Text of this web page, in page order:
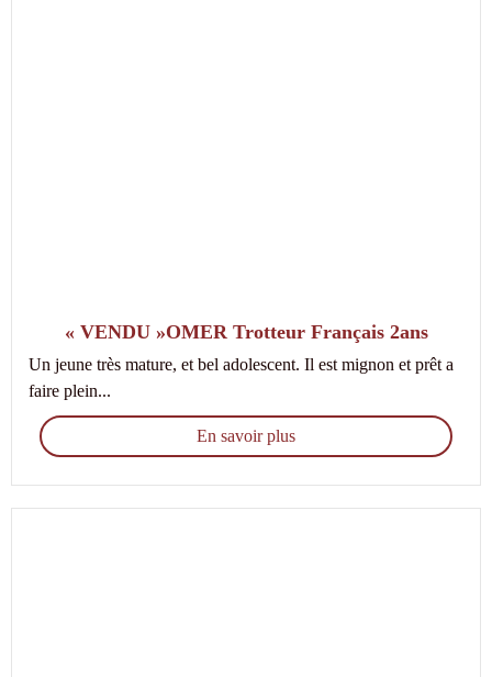
« VENDU »OMER Trotteur Français 2ans
Un jeune très mature, et bel adolescent. Il est mignon et prêt a
faire plein...
En savoir plus